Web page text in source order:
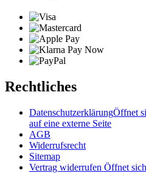
Rechtliches
DatenschutzerklärungÖffnet
auf eine externe Seite
AGB
Widerrufsrecht
Sitemap
Vertrag widerrufen Öffnet